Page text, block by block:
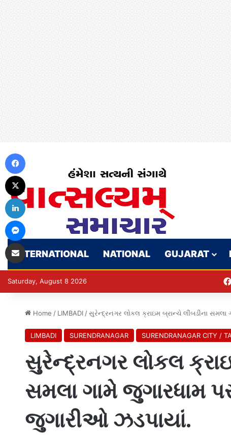
INTERNATIONAL NATIONAL GUJARAT
Saturday, August 8 2026
Home / LIMBADI / સુરેન્દ્રનગર લોકલ ક્રાઇમ બ્રાન્ચે લીંબડીના સમલા
LIMBADI SURENDRANAGAR SURENDRANAGAR CITY /
સુરેન્દ્રનગર લોકલ
સમલા ગામે જુગારધામ પર
જુગારીઓ ઝડપાયાં.
LinkedIn